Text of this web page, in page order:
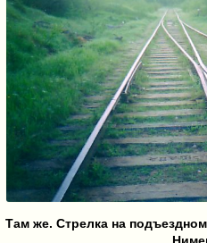
Там же. Стрелка на